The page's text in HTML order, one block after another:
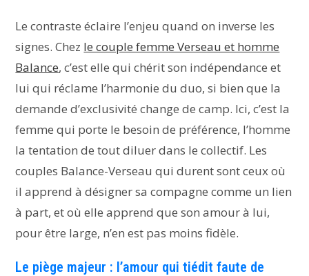
Le contraste éclaire l’enjeu quand on inverse les
signes. Chez le couple femme Verseau et homme
Balance, c’est elle qui chérit son indépendance et
lui qui réclame l’harmonie du duo, si bien que la
demande d’exclusivité change de camp. Ici, c’est la
femme qui porte le besoin de préférence, l’homme
la tentation de tout diluer dans le collectif. Les
couples Balance-Verseau qui durent sont ceux où
il apprend à désigner sa compagne comme un lien
à part, et où elle apprend que son amour à lui,
pour être large, n’en est pas moins fidèle.
Le piège majeur : l’amour qui tiédit faute de